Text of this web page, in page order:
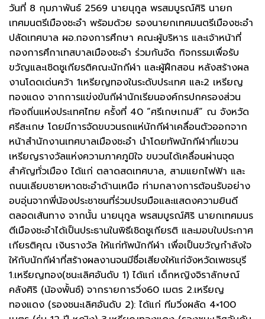
วันที่ 8 กุมภาพันธ์ 2569 นายนุกูล พรสมบูรณ์ศิริ นายก
เทศมนตรีเมืองชะอำ พร้อมด้วย รองนายกเทศมนตรีเมืองชะอำ
ปลัดเทศบาล ผอ.กองการศึกษา คณะผู้บริหาร และเจ้าหน้าที่
กองการศึกาเทสบาลเมืองชะอำ ร่วมกันจัด กิจกรรมเพื่อรับ
ขวัญและเชิดชูเกียรติคณะนักกีฬา และผู้ฝึกสอน หลังสร้างผล
งานโดดเด่นคว้า 1เหรียญทองในระดับประเทศ และ2 เหรียญ
ทองแดง จากการแข่งขันกีฬานักเรียนองค์กรปกครองส่วน
ท้องถิ่นแห่งประเทศไทย ครั้งที่ 40 “ศรีเกษเกมส์” ณ จังหวัด
ศรีสะเกษ โดยมีการจัดขบวนรถแห่นักกีฬาเคลื่อนตัวออกจาก
หน้าสำนักงานเทศบาลเมืองชะอำ นำโดยทัพนักกีฬาที่แขวน
เหรียญรางวัลแห่งความภาคภูมิใจ ขบวนได้เคลื่อนผ่านจุด
สำคัญทั่วเมือง ได้แก่ ตลาดสดเทศบาล, สามแยกไฟฟ้า และ
ถนนเลียบชายหาดชะอำด้านเหนือ ท่ามกลางการต้อนรับอย่าง
อบอุ่นจากพี่น้องประชาชนที่ร่วมปรบมือและแสดงความยินดี
ตลอดเส้นทาง จากนั้น นายนุกูล พรสมบูรณ์ศิริ นายกเทศมนร
ตีเมืองชะอำได้เป็นประธานในพิธีเชิดชูเกียรติ และมอบใบประกาศ
เกียรติคุณ เงินรางวัล ให้แก่ทัพนักกีฬา เพื่อเป็นขวัญกำลังใจ
ให้กับนักกีฬาที่สร้างผลงานจนมีชื่อเสียงให้แก่จังหวัดเพชรบุรี
1.เหรียญทอง(ชนะเลิศอันดับ 1) ได้แก่ เด็กหญิงจิราลักษณ์
คลังศิริ (น้องพั้นซ์) จากรายการวิ่ง60 เมตร 2.เหรียญ
ทองแดง (รองชนะเลิศอันดับ 2): ได้แก่ ทีมวิ่งผลัด 4×100